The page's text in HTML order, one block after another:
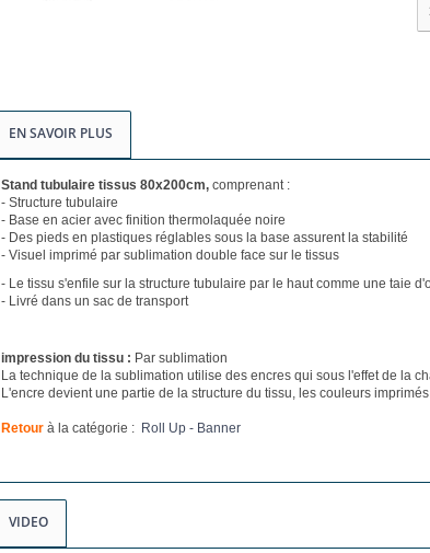
EN SAVOIR PLUS
Stand tubulaire tissus 80x200cm, comprenant :
- Structure tubulaire
- Base en acier avec finition thermolaquée noire
- Des pieds en plastiques réglables sous la base assurent la stabilité
- Visuel imprimé par sublimation double face sur le tissus
- Le tissu s'enfile sur la structure tubulaire par le haut comme une taie
- Livré dans un sac de transport
impression du tissu : Par sublimation
La technique de la sublimation utilise des encres qui sous l'effet de la
L'encre devient une partie de la structure du tissu, les couleurs
Retourà la catégorie : Roll Up - Banner
VIDEO